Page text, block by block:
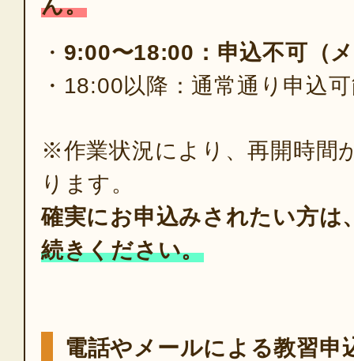
ん。
・ 9:00〜18:00：申込不可（
・18:00以降：通常通り申込
※作業状況により、再開時間
ります。
確実にお申込みされたい方は
続きください。
電話やメールによる教習申